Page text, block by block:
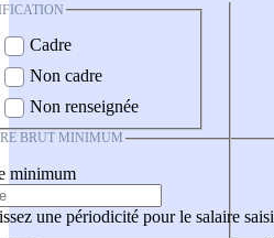
Cadre
Non cadre
Non renseignée
BRUT MINIMUM
minimum
une périodicité pour le salaire saisi